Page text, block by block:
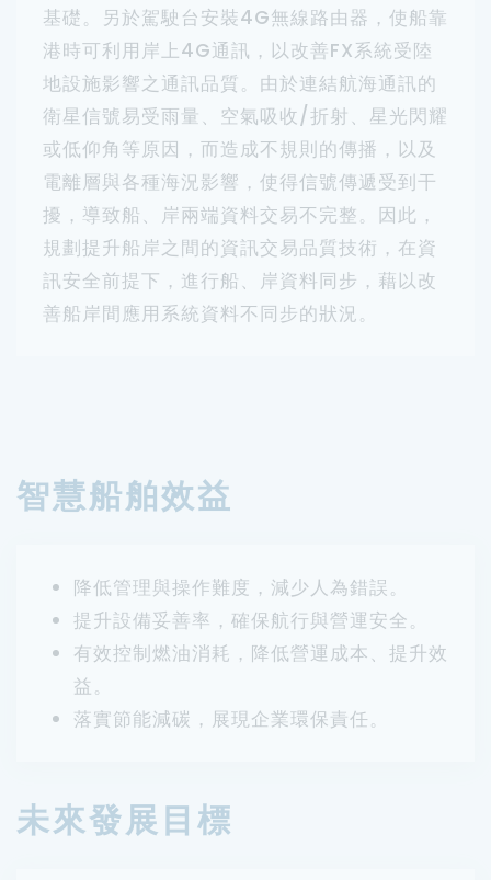
基礎。另於駕駛台安裝4G無線路由器，使船靠
港時可利用岸上4G通訊，以改善FX系統受陸
地設施影響之通訊品質。由於連結航海通訊的
衛星信號易受雨量、空氣吸收/折射、星光閃耀
或低仰角等原因，而造成不規則的傳播，以及
電離層與各種海況影響，使得信號傳遞受到干
擾，導致船、岸兩端資料交易不完整。因此，
規劃提升船岸之間的資訊交易品質技術，在資
訊安全前提下，進行船、岸資料同步，藉以改
善船岸間應用系統資料不同步的狀況。
智慧船舶效益
降低管理與操作難度，減少人為錯誤。
提升設備妥善率，確保航行與營運安全。
有效控制燃油消耗，降低營運成本、提升效
益。
落實節能減碳，展現企業環保責任。
未來發展目標